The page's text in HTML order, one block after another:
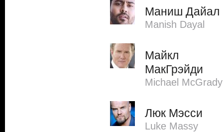
Маниш Дайал
Manish Dayal
Майкл
МакГрэйди
Michael McGrady
Люк Мэсси
Luke Massy